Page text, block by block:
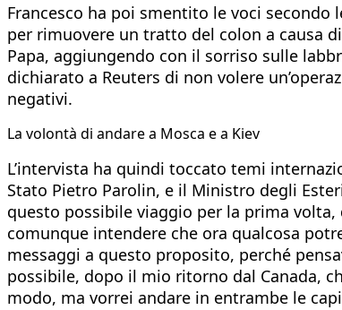
Francesco ha poi smentito le voci
per rimuovere un tratto del colon a causa
Papa, aggiungendo con il sorriso sulle
dichiarato a Reuters di non volere
negativi.
La volontà di andare a Mosca e a Kiev
L’intervista ha quindi toccato temi
Stato Pietro Parolin, e il Ministro degli
questo possibile viaggio per la prima
comunque intendere che ora qualcosa
messaggi a questo proposito, perché
possibile, dopo il mio ritorno dal Canada,
modo, ma vorrei andare in entrambe le